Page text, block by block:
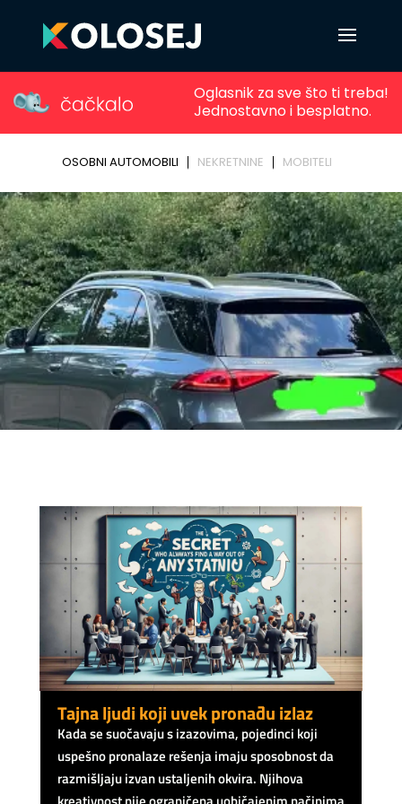
Tajna ljudi koji uvek pronađu izlaz
Kada se suočavaju s izazovima, pojedinci koji
uspešno pronalaze rešenja imaju sposobnost da
razmišljaju izvan ustaljenih okvira. Njihova